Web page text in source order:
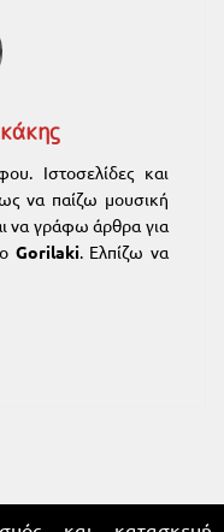
Ιστοσελίδες και
να παίζω μουσική
να γράφω άρθρα για
Gorilaki. Ελπίζω να